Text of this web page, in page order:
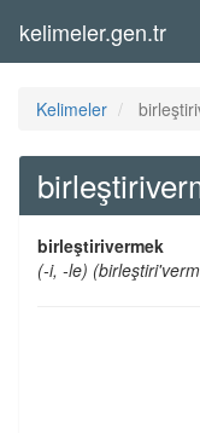
kelimeler.gen.tr
Kelimeler
birleştirivermek
(-i, -le)